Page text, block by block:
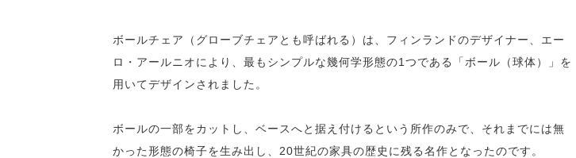
ボールチェア（グローブチェアとも呼ばれる）は、フィンランドのデザイナー、エー
ロ・アールニオにより、最もシンプルな幾何学形態の1つである「ボール（球体）」を
用いてデザインされました。
ボールの一部をカットし、ベースへと据え付けるという所作のみで、それまでには無
かった形態の椅子を生み出し、20世紀の家具の歴史に残る名作となったのです。